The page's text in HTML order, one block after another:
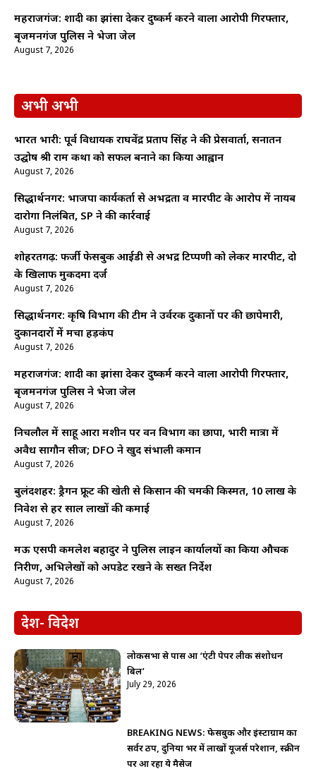
महराजगंज: शादी का झांसा देकर दुष्कर्म करने वाला आरोपी गिरफ्तार,
बृजमनगंज पुलिस ने भेजा जेल
August 7, 2026
अभी अभी
भारत भारी: पूर्व विधायक राघवेंद्र प्रताप सिंह ने की प्रेसवार्ता, सनातन
उद्घोष श्री राम कथा को सफल बनाने का किया आह्वान
August 7, 2026
सिद्धार्थनगर: भाजपा कार्यकर्ता से अभद्रता व मारपीट के आरोप में नायब
दारोगा निलंबित, SP ने की कार्रवाई
August 7, 2026
शोहरतगढ़: फर्जी फेसबुक आईडी से अभद्र टिप्पणी को लेकर मारपीट, दो
के खिलाफ मुकदमा दर्ज
August 7, 2026
सिद्धार्थनगर: कृषि विभाग की टीम ने उर्वरक दुकानों पर की छापेमारी,
दुकानदारों में मचा हड़कंप
August 7, 2026
महराजगंज: शादी का झांसा देकर दुष्कर्म करने वाला आरोपी गिरफ्तार,
बृजमनगंज पुलिस ने भेजा जेल
August 7, 2026
निचलौल में साहू आरा मशीन पर वन विभाग का छापा, भारी मात्रा में
अवैध सागौन सीज; DFO ने खुद संभाली कमान
August 7, 2026
बुलंदशहर: ड्रैगन फ्रूट की खेती से किसान की चमकी किस्मत, 10 लाख के
निवेश से हर साल लाखों की कमाई
August 7, 2026
मऊ एसपी कमलेश बहादुर ने पुलिस लाइन कार्यालयों का किया औचक
निरीक्षण, अभिलेखों को अपडेट रखने के सख्त निर्देश
August 7, 2026
देश- विदेश
लोकसभा से पास हुआ ‘एंटी पेपर लीक संशोधन
बिल’
July 29, 2026
BREAKING NEWS: फेसबुक और इंस्टाग्राम का
सर्वर ठप, दुनिया भर में लाखों यूजर्स परेशान, स्क्रीन
पर आ रहा ये मैसेज